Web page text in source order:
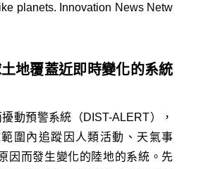
planets. Innovation News Netw
地覆蓋近即時變化的系統
動預警系統（DIST-ALERT），
圍內追蹤因人類活動、天氣事
因而發生變化的陸地的系統。先